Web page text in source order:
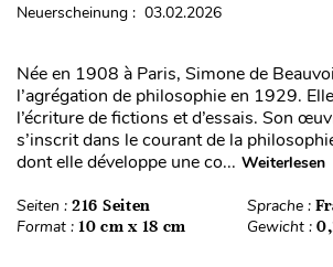
Neuerscheinung : 03.02.2026
Née en 1908 à Paris, Simone de
l’agrégation de philosophie en 1929.
l’écriture de fictions et d’essais. Son
s’inscrit dans le courant de la
dont elle développe une co... Weiterlesen
Seiten : 216 Seiten Sprache :
Format : 10 cm x 18 cm Gewicht :